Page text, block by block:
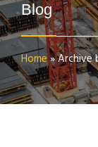
Blog
Home»Archive